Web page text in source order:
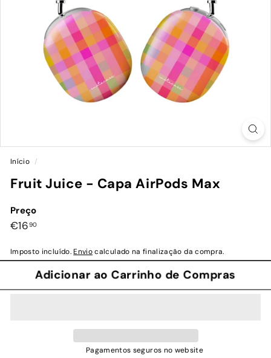
Início /
Fruit Juice - Capa AirPods Max
Preço
Preço
€1690€16,90
Imposto incluído.Enviocalculado na finalização da compra.
Adicionar ao Carrinho de Compras
Pagamentos seguros no website